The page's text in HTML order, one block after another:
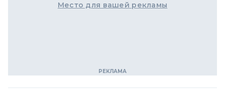
Место для вашей рекламы